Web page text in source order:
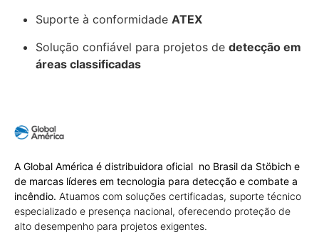
Suporte à conformidade ATEX
Solução confiável para projetos de detecção em
áreas classificadas
A Global América é distribuidora oficial no Brasil da Stöbich e
de marcas líderes em tecnologia para detecção e combate a
incêndio. Atuamos com soluções certificadas, suporte técnico
especializado e presença nacional, oferecendo proteção de
alto desempenho para projetos exigentes.